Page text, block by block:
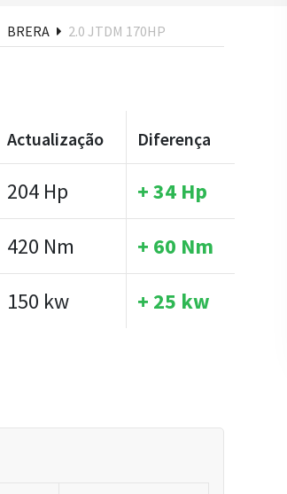
BRERA 2.0 JTDM 170HP
Actualização Diferença
204 Hp
+ 34 Hp
420 Nm
+ 60 Nm
150 kw + 25 kw